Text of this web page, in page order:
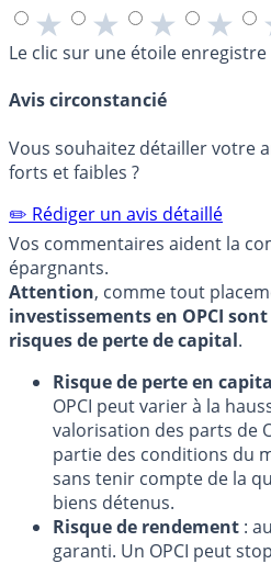
★ ★ ★ ★
Le clic sur une étoile
Avis circonstancié
Vous souhaitez détailler votre
forts et faibles ?
✏️ Rédiger un avis détaillé
Vos commentaires aident la
épargnants.
Attention, comme tout
investissements en OPCI
risques de perte de capital.
Risque de perte en
OPCI peut varier à la
valorisation des parts de
partie des conditions du
sans tenir compte de la
biens détenus.
Risque de rendement :
garanti. Un OPCI peut